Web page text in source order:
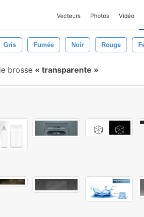
Vecteurs Photos Vidéo
Gris Fumée Noir Rouge
brosse transparente